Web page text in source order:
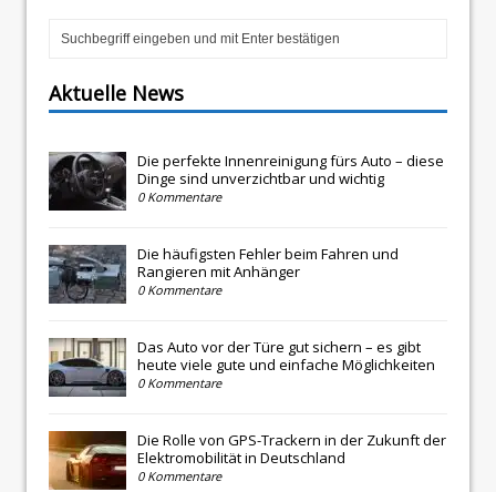
Aktuelle News
Die perfekte Innenreinigung fürs Auto – diese
Dinge sind unverzichtbar und wichtig
0 Kommentare
Die häufigsten Fehler beim Fahren und
Rangieren mit Anhänger
0 Kommentare
Das Auto vor der Türe gut sichern – es gibt
heute viele gute und einfache Möglichkeiten
0 Kommentare
Die Rolle von GPS-Trackern in der Zukunft der
Elektromobilität in Deutschland
0 Kommentare